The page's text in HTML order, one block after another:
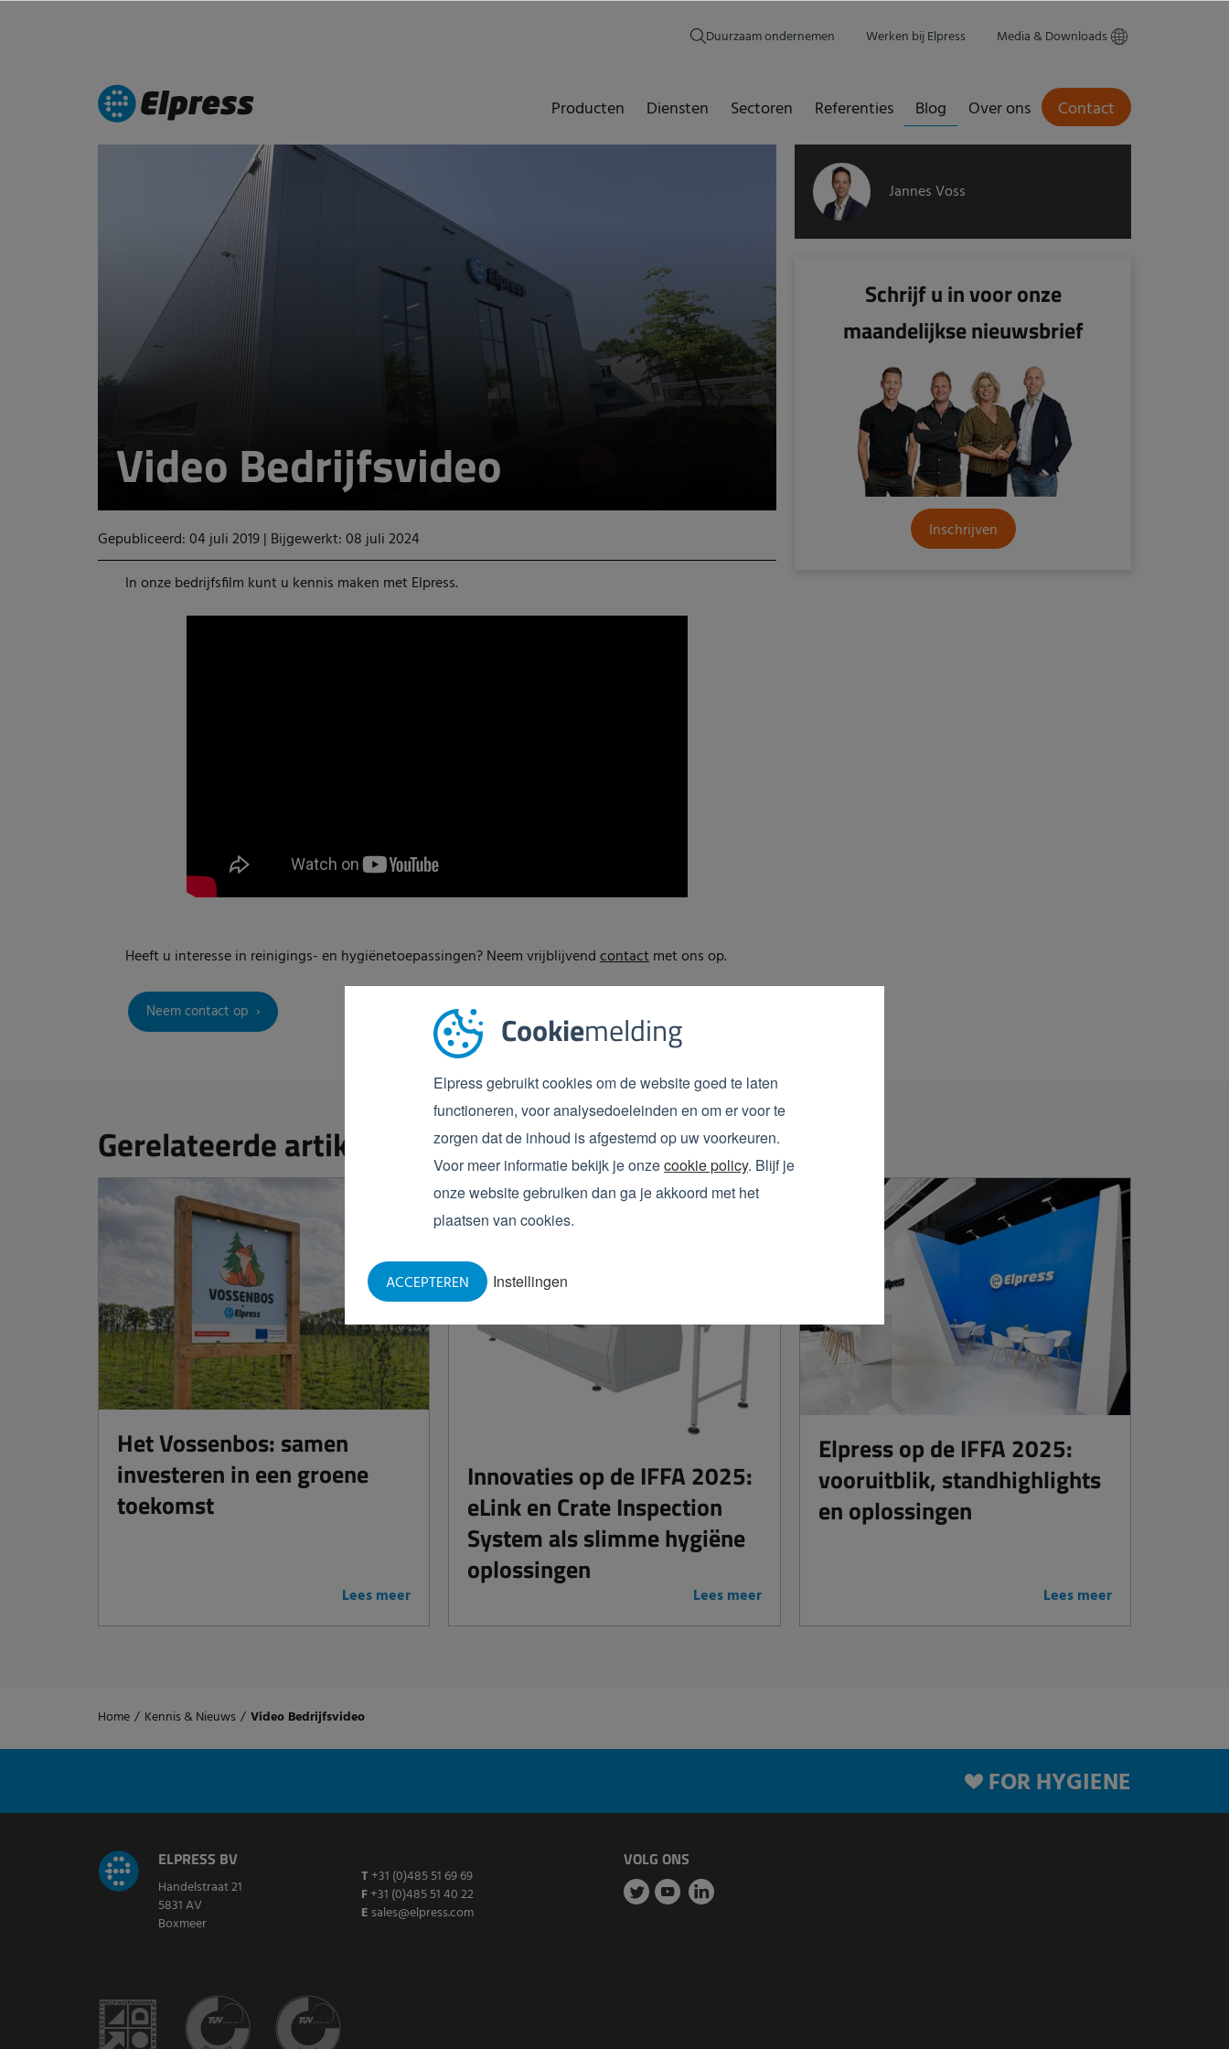
Cookiemelding
Elpress gebruikt cookies om de website goed te laten
functioneren, voor analysedoeleinden en om er voor te
zorgen dat de inhoud is afgestemd op uw voorkeuren.
Voor meer informatie bekijk je onzecookie policy. Blijf je
onze website gebruiken dan ga je akkoord met het
plaatsen van cookies.
Instellingen
ACCEPTEREN
Duurzaam ondernemen Werken bij Elpress Media & Downloads
Producten Diensten Sectoren Referenties Blog Over ons Contact
Video Bedrijfsvideo
Gepubliceerd: 04 juli 2019| Bijgewerkt: 08 juli 2024
In onze bedrijfsfilm kunt u kennis maken met Elpress.
Heeft u interesse in reinigings- en hygiënetoepassingen? Neem vrijblijvendcontactmet ons op.
Neem contact op
Jannes Voss
Schrijf u in voor onze
maandelijkse nieuwsbrief
Inschrijven
Gerelateerde artikelen
Het Vossenbos: samen
investeren in een groene
toekomst
Lees meer
Innovaties op de IFFA 2025:
eLink en Crate Inspection
System als slimme hygiëne
oplossingen
Lees meer
Elpress op de IFFA 2025:
vooruitblik, standhighlights
en oplossingen
Lees meer
Home / Kennis & Nieuws / Video Bedrijfsvideo
FOR HYGIENE
ELPRESS BV
Handelstraat 21
5831 AV
Boxmeer
T +31 (0)485 51 69 69
F+31 (0)485 51 40 22
E sales@elpress.com
VOLG ONS